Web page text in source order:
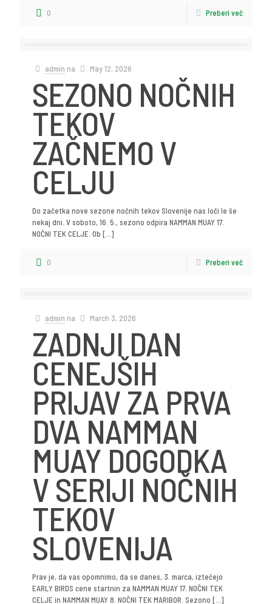
0 Preberi več
admin na May 12, 2026
SEZONO NOČNIH
TEKOV
ZAČNEMO V
CELJU
Do začetka nove sezone nočnih tekov Slovenije nas loči le še
nekaj dni. V soboto, 16. 5., sezono odpira NAMMAN MUAY 17.
NOČNI TEK CELJE. Ob […]
0 Preberi več
admin na March 3, 2026
ZADNJI DAN
CENEJŠIH
PRIJAV ZA PRVA
DVA NAMMAN
MUAY DOGODKA
V SERIJI NOČNIH
TEKOV
SLOVENIJA
Prav je, da vas opomnimo, da se danes, 3. marca, iztečejo
EARLY BIRDS cene startnin za NAMMAN MUAY 17. NOČNI TEK
CELJE in NAMMAN MUAY 8. NOČNI TEK MARIBOR. Sezono […]